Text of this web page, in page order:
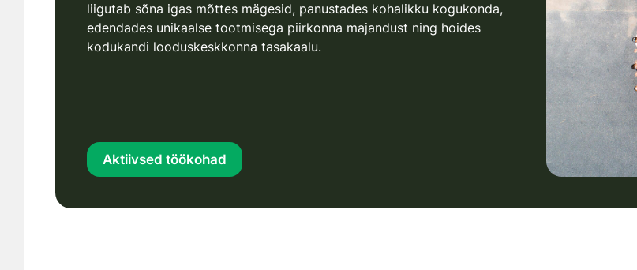
liigutab sõna igas mõttes mägesid, panustades kohalikku kogukonda,
edendades unikaalse tootmisega piirkonna majandust ning hoides
kodukandi looduskeskkonna tasakaalu.
Aktiivsed töökohad